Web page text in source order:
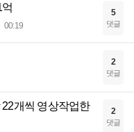
00:19
5
댓글
2
댓글
개씩 영상작업한
2
댓글